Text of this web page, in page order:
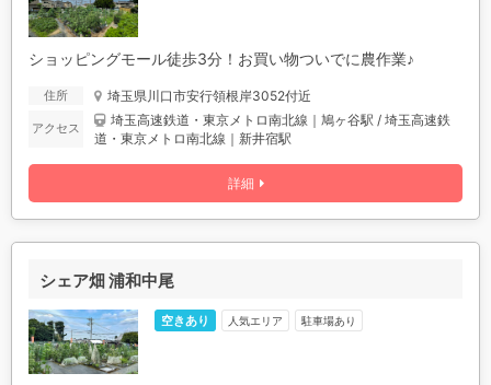
詳細
ショッピングモール徒歩3分！お買い物ついでに農作業♪
住所 埼玉県川口市安行領根岸3052付近
アクセス 埼玉高速鉄道・東京メトロ南北線｜鳩ヶ谷駅 / 埼玉高速鉄
道・東京メトロ南北線｜新井宿駅
シェア畑 浦和中尾
空きあり 人気エリア 駐車場あり